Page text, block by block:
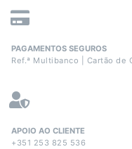
PAGAMENTOS SEGUROS
Ref.ª Multibanco | Cartão de
APOIO AO CLIENTE
+351 253 825 536